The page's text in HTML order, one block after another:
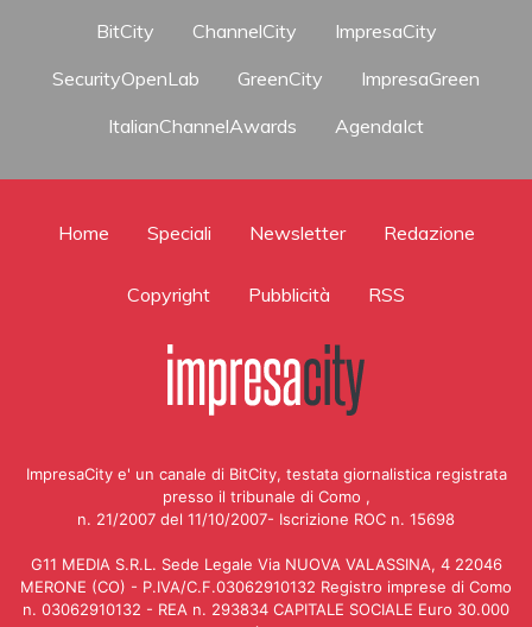
BitCity ChannelCity
ImpresaCity
SecurityOpenLab
GreenCity
ImpresaGreen
ItalianChannelAwards
AgendaIct
Home Speciali Newsletter Redazione
Copyright Pubblicità RSS
ImpresaCity e' un canale di BitCity, testata giornalistica registrata
presso il tribunale di Como ,
n. 21/2007 del 11/10/2007- Iscrizione ROC n. 15698
G11 MEDIA S.R.L. Sede Legale Via NUOVA VALASSINA, 4 22046
MERONE (CO) - P.IVA/C.F.03062910132 Registro imprese di Como
n. 03062910132 - REA n. 293834 CAPITALE SOCIALE Euro 30.000